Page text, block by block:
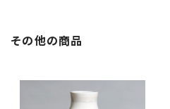
その他の商品